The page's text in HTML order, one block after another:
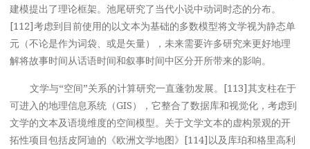
建模提出了理论框架。池尾研究了当代小说中动词时态的分布。
[112]考虑到目前使用的以文本为基础的多数模型将文学视为静态单
元（不论是作为词袋、或是矢量），未来需要许多研究来更好地理
解将故事时间从话语时间和叙事时间中区分开所带来的影响。
文学与“空间”关系的计算研究一直蓬勃发展。[113]其支柱在于
可进入的地理信息系统（GIS），它整合了数据库和视觉化，考虑到
文学的文本及语境维度的空间模型。关于文学文本的虚构景观的开
拓性项目包括皮阿迪的《欧洲文学地图》[114]以及库珀和格里高利